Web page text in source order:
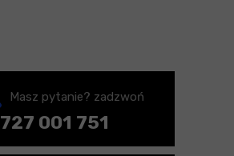
Masz pytanie? zadzwoń
727 001 751